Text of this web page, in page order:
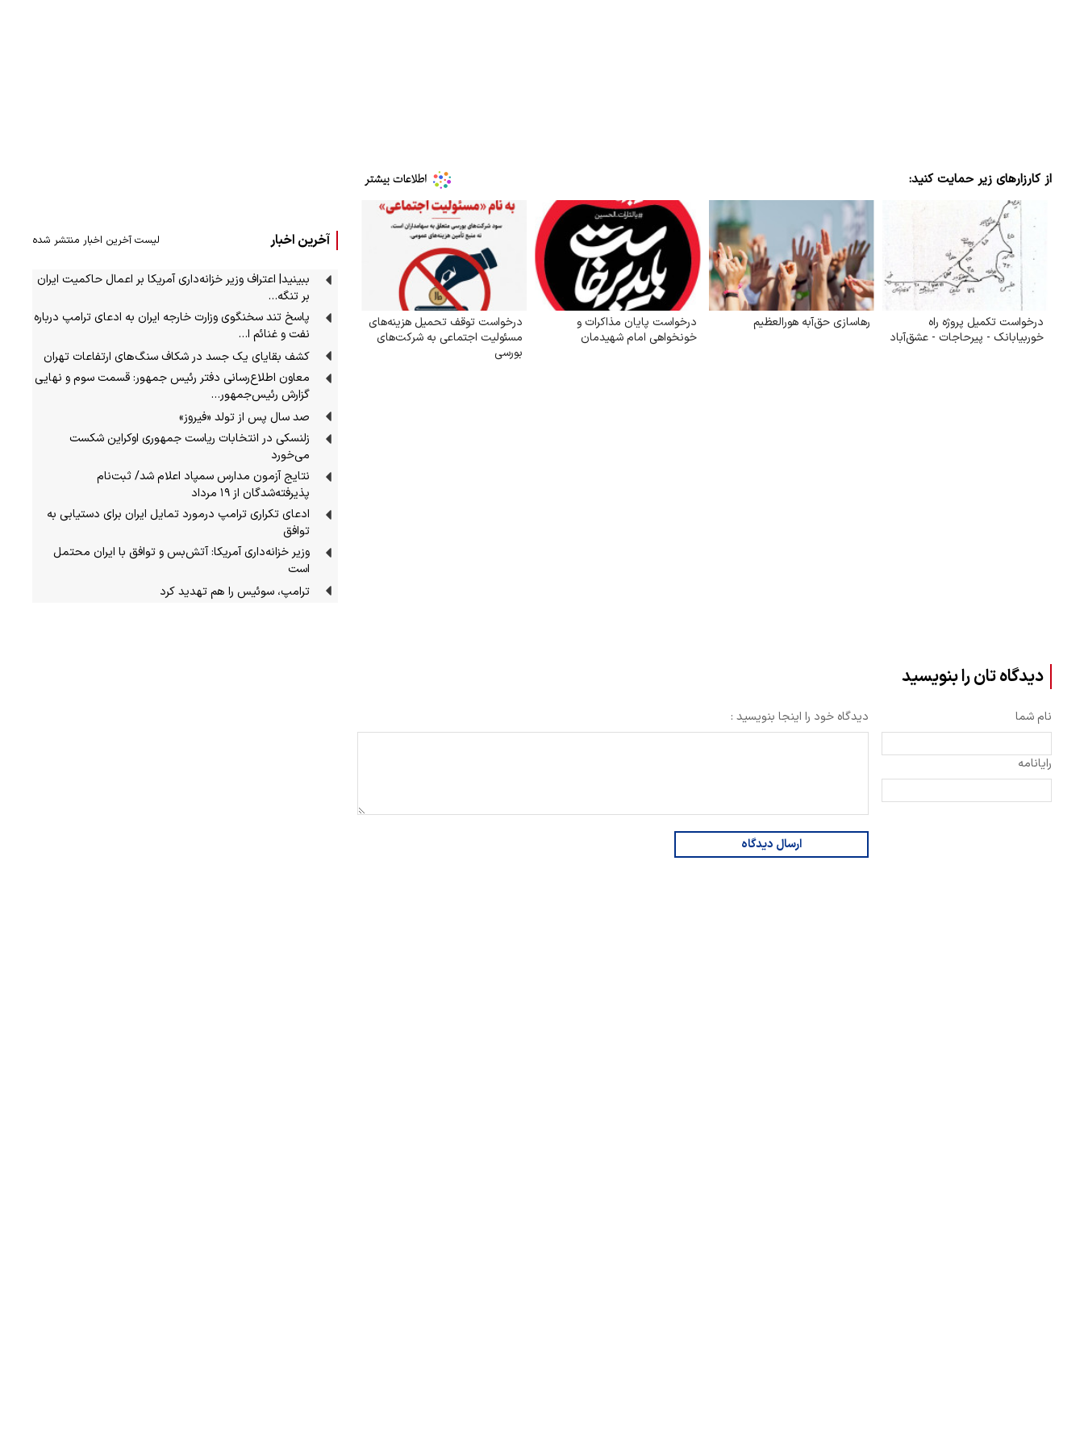
از کارزارهای زیر حمایت کنید:
درخواست تکمیل پروژه راه
خوربیابانک - پیرحاجات - عشق‌آباد
رهاسازی حق‌آبه هورالعظیم
درخواست پایان مذاکرات و
خونخواهی امام شهیدمان
درخواست توقف تحمیل هزینه‌های
مسئولیت اجتماعی به شرکت‌های
بورسی
دیدگاه تان را بنویسید
نام شما
رایانامه
دیدگاه خود را اینجا بنویسید :
ارسال دیدگاه
آخرین اخبار لیست آخرین اخبار منتشر شده
ببینید| اعتراف وزیر خزانه‌داری آمریکا بر اعمال حاکمیت ایران
بر تنگه…
پاسخ تند سخنگوی وزارت خارجه ایران به ادعای ترامپ درباره
نفت و غنائم ا…
کشف بقایای یک جسد در شکاف سنگ‌های ارتفاعات تهران
معاون اطلاع‌رسانی دفتر رئیس جمهور: قسمت سوم و نهایی
گزارش رئیس‌جمهور…
صد سال پس از تولد «فیروز»
زلنسکی در انتخابات ریاست جمهوری اوکراین شکست
می‌خورد
نتایج آزمون مدارس سمپاد اعلام شد/ ثبت‌نام
پذیرفته‌شدگان از ۱۹ مرداد
ادعای تکراری ترامپ درمورد تمایل ایران برای دستیابی به
توافق
وزیر خزانه‌داری آمریکا: آتش‌بس و توافق با ایران محتمل
است
ترامپ، سوئیس را هم تهدید کرد